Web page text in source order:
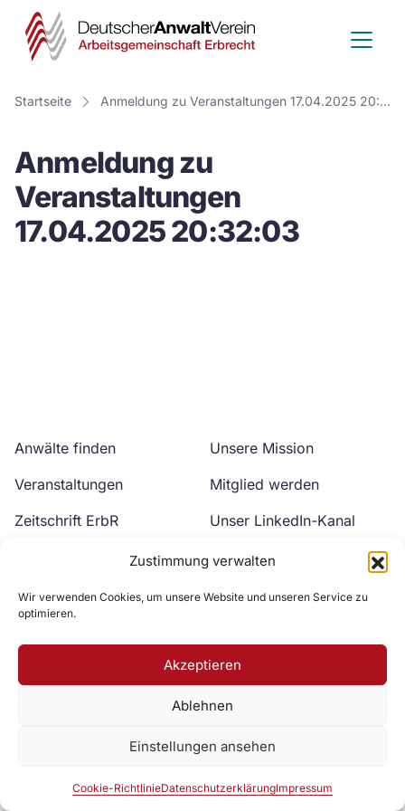
Zustimmung verwalten
Wir verwenden Cookies, um unsere Website und unseren Service zu
optimieren.
Akzeptieren
Ablehnen
Einstellungen ansehen
Cookie-RichtlinieDatenschutzerklärungImpressum
Deutscher
Anwalt
Verein
Startseite Anmeldung zu Veranstaltungen 17.04.2025 20:32:03
Anmeldung zu
Veranstaltungen
17.04.2025 20:32:03
Anwälte finden
Veranstaltungen
Zeitschrift ErbR
Unsere Mission
Mitglied werden
Unser LinkedIn-Kanal
Unser YouTube-Kanal
Zur DAV Webseite